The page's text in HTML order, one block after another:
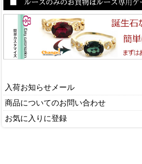
入荷お知らせメール
商品についてのお問い合わせ
お気に入りに登録